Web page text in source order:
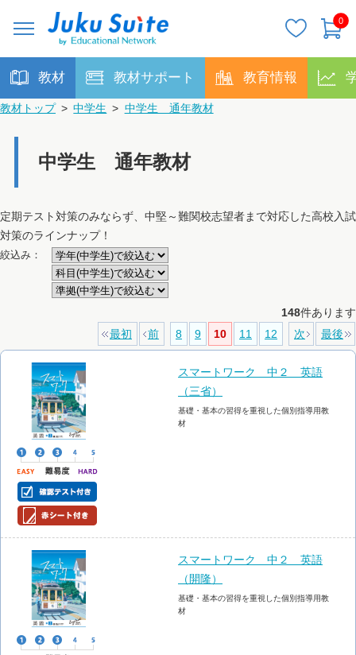
0
教材 教材サポート 教育情報
教材トップ > 中学生 > 中学生 通年教材
中学生 通年教材
定期テスト対策のみならず、中堅～難関校志望者まで対応した高校入試
対策のラインナップ！
絞込み：
148件あります
最初
前 8 9 10 11 12 次 最後
スマートワーク 中２ 英語
（三省）
基礎・基本の習得を重視した個別指導用教
材
スマートワーク 中２ 英語
（開隆）
基礎・基本の習得を重視した個別指導用教
材